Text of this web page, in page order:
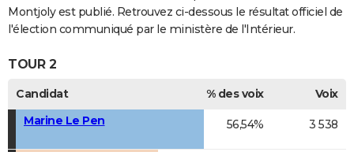
AVIS DE DÉCÈS
Bricolage
Lifestyle
Culture
Sport
Auto
Television
Voyage
Cinema
Montjoly est publié. Retrouvez ci-dessous le résultat officiel de
l'élection communiqué par le ministère de l'Intérieur.
TOUR 2
Candidat % des voix
Voix
Marine Le Pen
56,54% 3 538